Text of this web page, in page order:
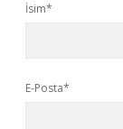
İsim*
E-Posta*